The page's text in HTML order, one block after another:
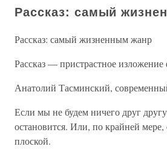
Рассказ: самый
Рассказ: самый жизненным жанр
Рассказ — пристрастное изложение
Анатолий Тасминский,
Если мы не будем ничего друг
остановится. Или, по крайней мере,
плоской.